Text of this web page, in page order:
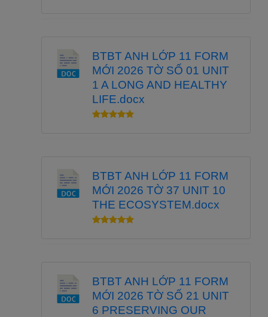
BTBT ANH LỚP 11 FORM
MỚI 2026 TỜ SỐ 01 UNIT
1 A LONG AND HEALTHY
LIFE.docx
BTBT ANH LỚP 11 FORM
MỚI 2026 TỜ 37 UNIT 10
THE ECOSYSTEM.docx
BTBT ANH LỚP 11 FORM
MỚI 2026 TỜ SỐ 21 UNIT
6 PRESERVING OUR